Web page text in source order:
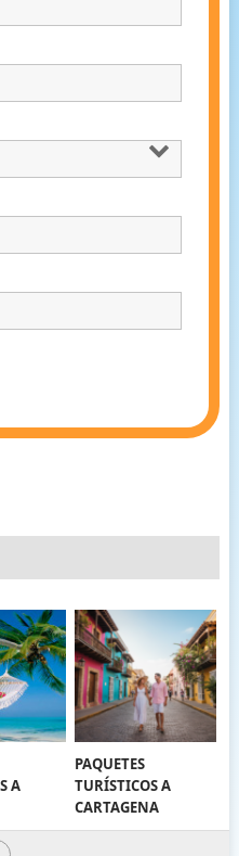
A
PAQUETES
TURÍSTICOS A
CARTAGENA